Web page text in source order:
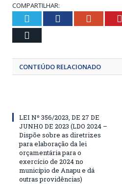
COMPARTILHAR:
Twitter Facebook Google+
CONTEÚDO RELACIONADO
LEI Nº 356/2023, DE 27 DE
JUNHO DE 2023 (LDO 2024 –
Dispõe sobre as diretrizes
para elaboração da lei
orçamentária para o
exercício de 2024 no
município de Anapu e dá
outras providências)